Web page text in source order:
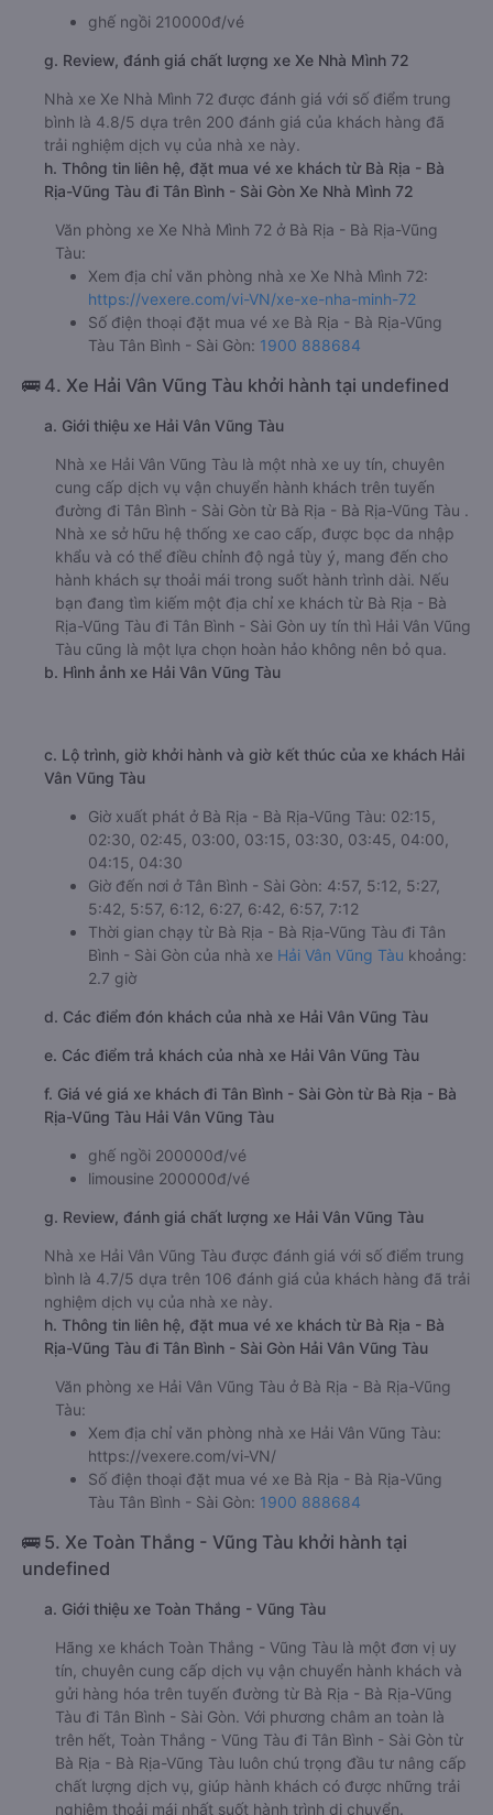
ghế ngồi 210000đ/vé
g. Review, đánh giá chất lượng xe Xe Nhà Mình 72
Nhà xe Xe Nhà Mình 72 được đánh giá với số điểm trung
bình là 4.8/5 dựa trên 200 đánh giá của khách hàng đã
trải nghiệm dịch vụ của nhà xe này.
h. Thông tin liên hệ, đặt mua vé xe khách từ Bà Rịa - Bà
Rịa-Vũng Tàu đi Tân Bình - Sài Gòn Xe Nhà Mình 72
Văn phòng xe Xe Nhà Mình 72 ở Bà Rịa - Bà Rịa-Vũng
Tàu:
Xem địa chỉ văn phòng nhà xe Xe Nhà Mình 72:
https://vexere.com/vi-VN/xe-xe-nha-minh-72
Số điện thoại đặt mua vé xe Bà Rịa - Bà Rịa-Vũng
Tàu Tân Bình - Sài Gòn: 1900 888684
🚌 4. Xe Hải Vân Vũng Tàu khởi hành tại undefined
a. Giới thiệu xe Hải Vân Vũng Tàu
Nhà xe Hải Vân Vũng Tàu là một nhà xe uy tín, chuyên
cung cấp dịch vụ vận chuyển hành khách trên tuyến
đường đi Tân Bình - Sài Gòn từ Bà Rịa - Bà Rịa-Vũng Tàu .
Nhà xe sở hữu hệ thống xe cao cấp, được bọc da nhập
khẩu và có thể điều chỉnh độ ngả tùy ý, mang đến cho
hành khách sự thoải mái trong suốt hành trình dài. Nếu
bạn đang tìm kiếm một địa chỉ xe khách từ Bà Rịa - Bà
Rịa-Vũng Tàu đi Tân Bình - Sài Gòn uy tín thì Hải Vân Vũng
Tàu cũng là một lựa chọn hoàn hảo không nên bỏ qua.
b. Hình ảnh xe Hải Vân Vũng Tàu
c. Lộ trình, giờ khởi hành và giờ kết thúc của xe khách Hải
Vân Vũng Tàu
Giờ xuất phát ở Bà Rịa - Bà Rịa-Vũng Tàu: 02:15,
02:30, 02:45, 03:00, 03:15, 03:30, 03:45, 04:00,
04:15, 04:30
Giờ đến nơi ở Tân Bình - Sài Gòn: 4:57, 5:12, 5:27,
5:42, 5:57, 6:12, 6:27, 6:42, 6:57, 7:12
Thời gian chạy từ Bà Rịa - Bà Rịa-Vũng Tàu đi Tân
Bình - Sài Gòn của nhà xe Hải Vân Vũng Tàu khoảng:
2.7 giờ
d. Các điểm đón khách của nhà xe Hải Vân Vũng Tàu
e. Các điểm trả khách của nhà xe Hải Vân Vũng Tàu
f. Giá vé giá xe khách đi Tân Bình - Sài Gòn từ Bà Rịa - Bà
Rịa-Vũng Tàu Hải Vân Vũng Tàu
ghế ngồi 200000đ/vé
limousine 200000đ/vé
g. Review, đánh giá chất lượng xe Hải Vân Vũng Tàu
Nhà xe Hải Vân Vũng Tàu được đánh giá với số điểm trung
bình là 4.7/5 dựa trên 106 đánh giá của khách hàng đã trải
nghiệm dịch vụ của nhà xe này.
h. Thông tin liên hệ, đặt mua vé xe khách từ Bà Rịa - Bà
Rịa-Vũng Tàu đi Tân Bình - Sài Gòn Hải Vân Vũng Tàu
Văn phòng xe Hải Vân Vũng Tàu ở Bà Rịa - Bà Rịa-Vũng
Tàu:
Xem địa chỉ văn phòng nhà xe Hải Vân Vũng Tàu:
https://vexere.com/vi-VN/
Số điện thoại đặt mua vé xe Bà Rịa - Bà Rịa-Vũng
Tàu Tân Bình - Sài Gòn: 1900 888684
🚌 5. Xe Toàn Thắng - Vũng Tàu khởi hành tại
undefined
a. Giới thiệu xe Toàn Thắng - Vũng Tàu
Hãng xe khách Toàn Thắng - Vũng Tàu là một đơn vị uy
tín, chuyên cung cấp dịch vụ vận chuyển hành khách và
gửi hàng hóa trên tuyến đường từ Bà Rịa - Bà Rịa-Vũng
Tàu đi Tân Bình - Sài Gòn. Với phương châm an toàn là
trên hết, Toàn Thắng - Vũng Tàu đi Tân Bình - Sài Gòn từ
Bà Rịa - Bà Rịa-Vũng Tàu luôn chú trọng đầu tư nâng cấp
chất lượng dịch vụ, giúp hành khách có được những trải
nghiệm thoải mái nhất suốt hành trình di chuyển.